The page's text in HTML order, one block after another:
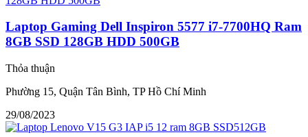
Laptop Gaming Dell Inspiron 5577 i7-7700HQ Ram
8GB SSD 128GB HDD 500GB
Thỏa thuận
Phường 15, Quận Tân Bình, TP Hồ Chí Minh
29/08/2023